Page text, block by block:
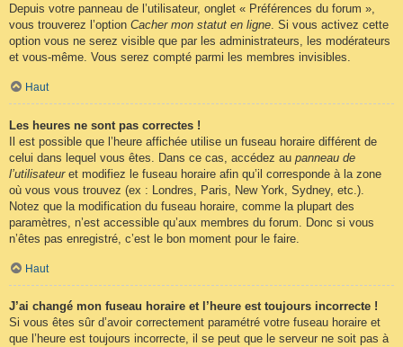
Depuis votre panneau de l’utilisateur, onglet « Préférences du forum »,
vous trouverez l’option Cacher mon statut en ligne . Si vous activez cette
option vous ne serez visible que par les administrateurs, les modérateurs
et vous-même. Vous serez compté parmi les membres invisibles.
Haut
Les heures ne sont pas correctes !
Il est possible que l’heure affichée utilise un fuseau horaire différent de
celui dans lequel vous êtes. Dans ce cas, accédez au panneau de
l’utilisateuret modifiez le fuseau horaire afin qu’il corresponde à la zone
où vous vous trouvez (ex : Londres, Paris, New York, Sydney, etc.).
Notez que la modification du fuseau horaire, comme la plupart des
paramètres, n’est accessible qu’aux membres du forum. Donc si vous
n’êtes pas enregistré, c’est le bon moment pour le faire.
Haut
J’ai changé mon fuseau horaire et l’heure est toujours incorrecte !
Si vous êtes sûr d’avoir correctement paramétré votre fuseau horaire et
que l’heure est toujours incorrecte, il se peut que le serveur ne soit pas à